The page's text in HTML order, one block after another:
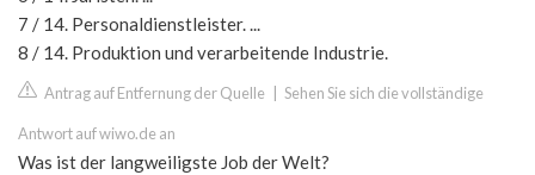
7 / 14. Personaldienstleister. ...
8 / 14. Produktion und verarbeitende Industrie.
Antrag auf Entfernung der Quelle Sehen Sie sich die vollständige
Antwort auf wiwo.de an
Was ist der langweiligste Job der Welt?